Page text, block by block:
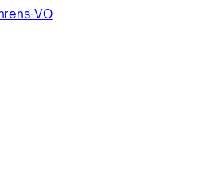
VO